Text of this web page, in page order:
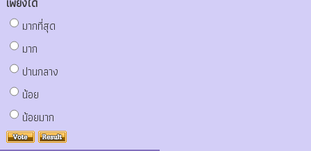
มากที่สุด
มาก
ปานกลาง
น้อย
น้อยมาก